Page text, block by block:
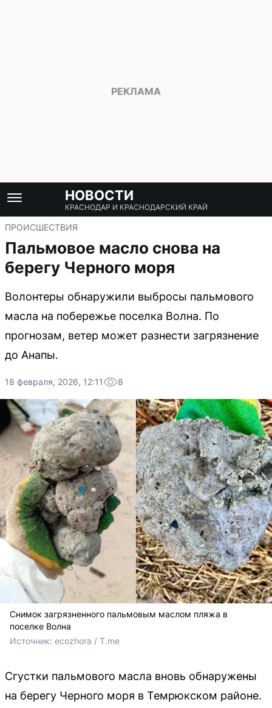
НОВОСТИ
КРАСНОДАР И КРАСНОДАРСКИЙ КРАЙ
ПРОИСШЕСТВИЯ
Пальмовое масло снова на
берегу Черного моря
Волонтеры обнаружили выбросы пальмового
масла на побережье поселка Волна. По
прогнозам, ветер может разнести загрязнение
до Анапы.
18 февраля, 2026, 12:11 8
Снимок загрязненного пальмовым маслом пляжа в
поселке Волна
Источник: ecozhora / T.me
Сгустки пальмового масла вновь обнаружены
на берегу Черного моря в Темрюкском районе.